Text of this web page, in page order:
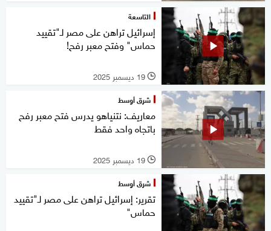
التاسعة
إسرائيل تراهن على مصر لـ"تقييد
حماس" وفتح معبر رفح!
l 19 ديسمبر 2025
شرق أوسط
معاريف: نتنياهو يدرس فتح معبر رفح
باتجاه واحد فقط
l 19 ديسمبر 2025
شرق أوسط
تقرير: إسرائيل تراهن على مصر لـ"تقييد
حماس"